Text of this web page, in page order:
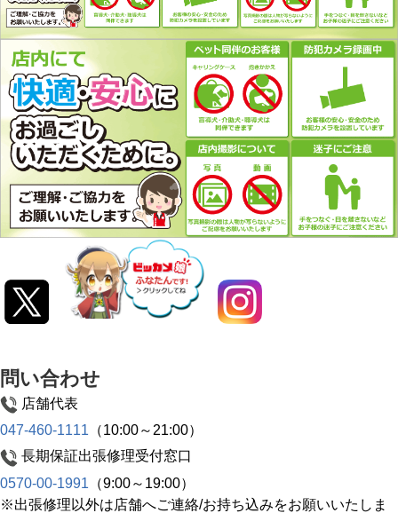
問い合わせ
店舗代表
047-460-1111 （10:00～21:00）
長期保証出張修理受付窓口
0570-00-1991 （9:00～19:00）
※出張修理以外は店舗へご連絡/お持ち込みをお願いいたしま